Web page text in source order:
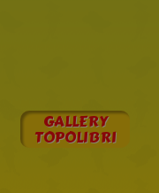
GALLERY
TOPOLIBRI